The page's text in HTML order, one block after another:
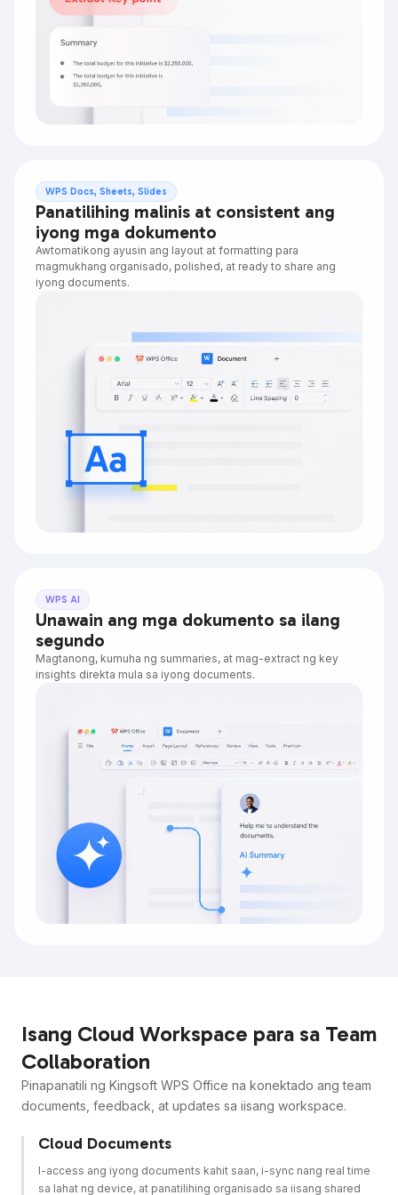
WPS Docs, Sheets, Slides
Panatilihing malinis at consistent ang
iyong mga dokumento
Awtomatikong ayusin ang layout at formatting para
magmukhang organisado, polished, at ready to share ang
iyong documents.
WPS AI
Unawain ang mga dokumento sa ilang
segundo
Magtanong, kumuha ng summaries, at mag-extract ng key
insights direkta mula sa iyong documents.
Isang Cloud Workspace para sa Team
Collaboration
Pinapanatili ng Kingsoft WPS Office na konektado ang team
documents, feedback, at updates sa iisang workspace.
Cloud Documents
I-access ang iyong documents kahit saan, i-sync nang real time
sa lahat ng device, at panatilihing organisado sa iisang shared